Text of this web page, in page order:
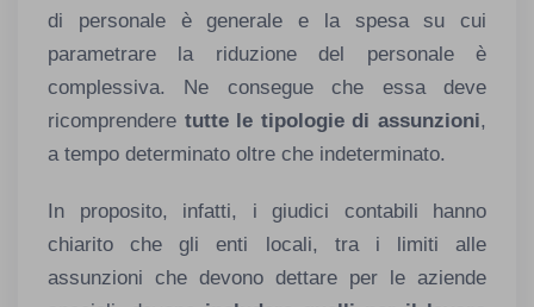
di personale è generale e la spesa su cui
parametrare la riduzione del personale è
complessiva. Ne consegue che essa deve
ricomprendere tutte le tipologie di assunzioni,
a tempo determinato oltre che indeterminato.
In proposito, infatti, i giudici contabili hanno
chiarito che gli enti locali, tra i limiti alle
assunzioni che devono dettare per le aziende